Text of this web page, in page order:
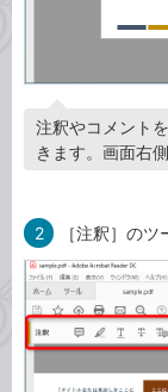
注釈やコメント
きます。画面右
2 ［注釈］の